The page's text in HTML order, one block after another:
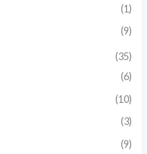
(1)
(9)
(35)
(6)
(10)
(3)
(9)